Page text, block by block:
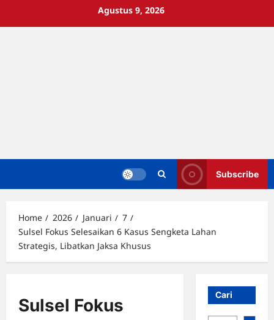
Agustus 9, 2026
Subscribe
Home 2026 Januari
7
Sulsel Fokus Selesaikan 6 Kasus Sengketa Lahan
Strategis, Libatkan Jaksa Khusus
Sulsel Fokus
Cari